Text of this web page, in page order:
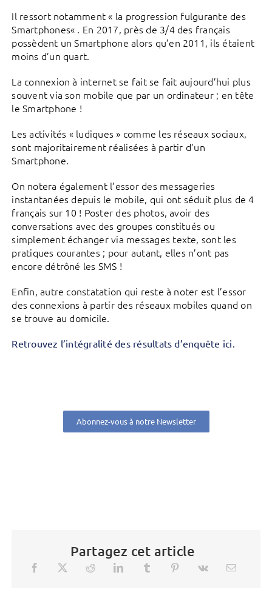
Il ressort notamment « la progression fulgurante des
Smartphones« . En 2017, près de 3/4 des français
possèdent un Smartphone alors qu’en 2011, ils étaient
moins d’un quart.
La connexion à internet se fait se fait aujourd’hui plus
souvent via son mobile que par un ordinateur ; en tête
le Smartphone !
Les activités « ludiques » comme les réseaux sociaux,
sont majoritairement réalisées à partir d’un
Smartphone.
On notera également l’essor des messageries
instantanées depuis le mobile, qui ont séduit plus de 4
français sur 10 ! Poster des photos, avoir des
conversations avec des groupes constitués ou
simplement échanger via messages texte, sont les
pratiques courantes ; pour autant, elles n’ont pas
encore détrôné les SMS !
Enfin, autre constatation qui reste à noter est l’essor
des connexions à partir des réseaux mobiles quand on
se trouve au domicile.
Retrouvez l’intégralité des résultats d’enquête ici.
Abonnez-vous à notre Newsletter
Partagez cet article